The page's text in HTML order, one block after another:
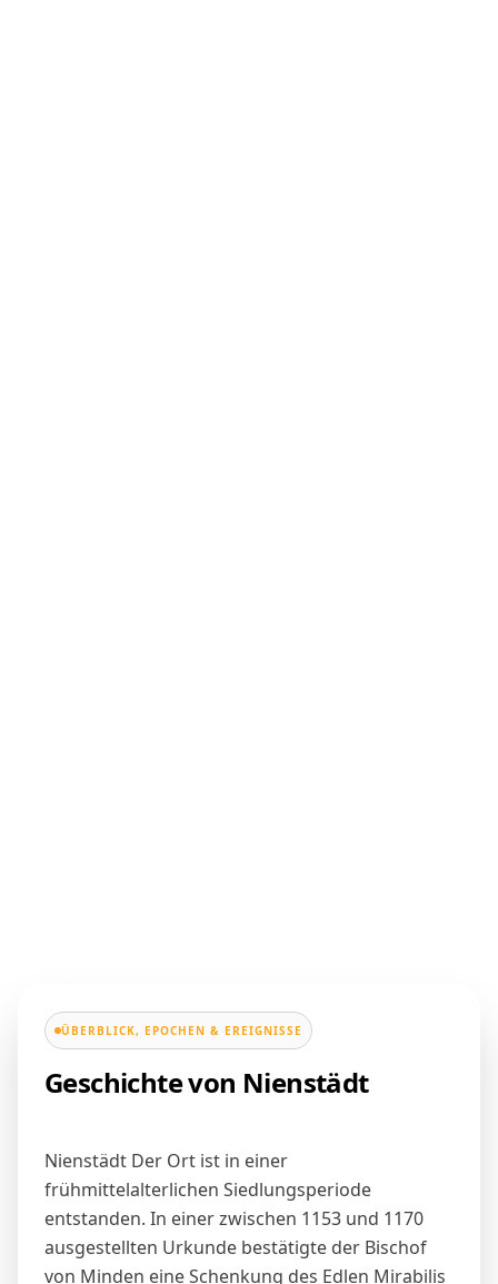
ÜBERBLICK, EPOCHEN & EREIGNISSE
Geschichte von Nienstädt
Nienstädt Der Ort ist in einer
frühmittelalterlichen Siedlungsperiode
entstanden. In einer zwischen 1153 und 1170
ausgestellten Urkunde bestätigte der Bischof
von Minden eine Schenkung des Edlen Mirabilis